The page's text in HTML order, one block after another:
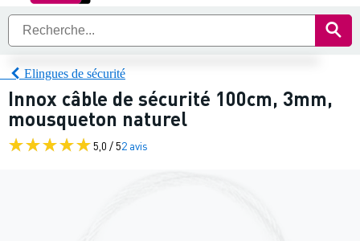
Elingues de sécurité
Innox câble de sécurité 100cm, 3mm,
mousqueton naturel
5,0 / 52 avis